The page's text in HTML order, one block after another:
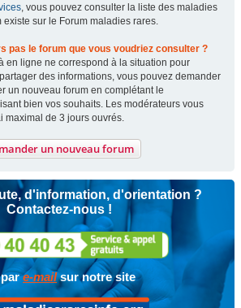
, vous pouvez consulter la liste des maladies
sur le Forum maladies rares.
pas le forum que vous voudriez consulter ?
en ligne ne correspond à la situation pour
des informations, vous pouvez demander
un nouveau forum en complétant le
bien vos souhaits. Les modérateurs vous
maximal de 3 jours ouvrés.
un nouveau forum
d'information, d'orientation ?
Contactez-nous !
pare-mailsur notre site